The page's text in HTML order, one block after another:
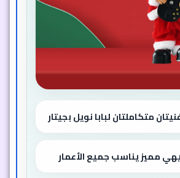
متكاملتان لبابا نويل بجيتار
مميز يناسب جميع الأعمار